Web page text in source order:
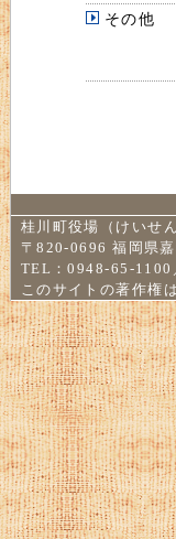
その他
桂川町役場（けいせ
〒820-0696 福岡県
TEL：0948-65-
このサイトの著作権